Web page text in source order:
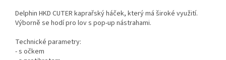
Delphin HKD CUTER kaprařský háček, který má široké využití.
Výborně se hodí pro lov s pop-up nástrahami.
Technické parametry:
- s očkem